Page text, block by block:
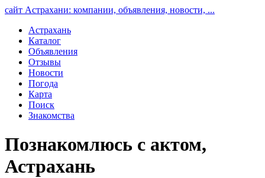
сайт Астрахани: компании, объявления, новости, ...
Астрахань
Каталог
Объявления
Отзывы
Новости
Погода
Карта
Поиск
Знакомства
Познакомлюсь с актом,
Астрахань